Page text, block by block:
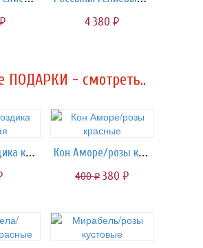
руб. 4 380 руб.
ПОДАРКИ - смотреть..
Армеа/гвоздика красная Кон Аморе/розы красные
400руб. 380 руб.